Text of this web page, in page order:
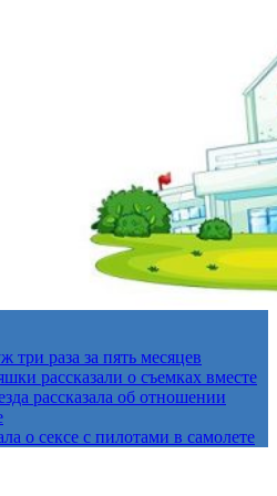
раза за пять месяцев
рассказали о съемках вместе
рассказала об отношении
о сексе с пилотами в самолете